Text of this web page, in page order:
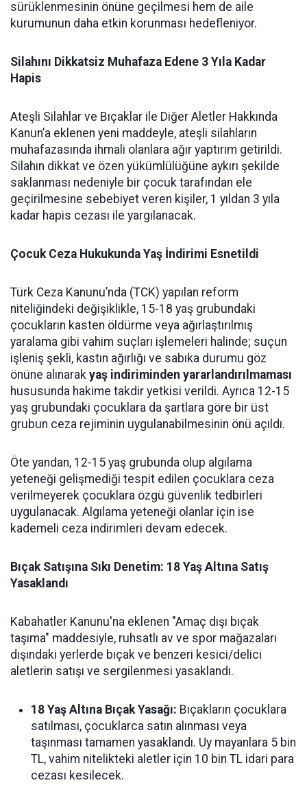
sürüklenmesinin önüne geçilmesi hem de aile
kurumunun daha etkin korunması hedefleniyor.
Silahını Dikkatsiz Muhafaza Edene 3 Yıla Kadar
Hapis
Ateşli Silahlar ve Bıçaklar ile Diğer Aletler Hakkında
Kanun’a eklenen yeni maddeyle, ateşli silahların
muhafazasında ihmali olanlara ağır yaptırım getirildi.
Silahın dikkat ve özen yükümlülüğüne aykırı şekilde
saklanması nedeniyle bir çocuk tarafından ele
geçirilmesine sebebiyet veren kişiler, 1 yıldan 3 yıla
kadar hapis cezası ile yargılanacak.
Çocuk Ceza Hukukunda Yaş İndirimi Esnetildi
Türk Ceza Kanunu’nda (TCK) yapılan reform
niteliğindeki değişiklikle, 15-18 yaş grubundaki
çocukların kasten öldürme veya ağırlaştırılmış
yaralama gibi vahim suçları işlemeleri halinde; suçun
işleniş şekli, kastın ağırlığı ve sabıka durumu göz
önüne alınarak yaş indiriminden yararlandırılmaması
hususunda hakime takdir yetkisi verildi. Ayrıca 12-15
yaş grubundaki çocuklara da şartlara göre bir üst
grubun ceza rejiminin uygulanabilmesinin önü açıldı.
Öte yandan, 12-15 yaş grubunda olup algılama
yeteneği gelişmediği tespit edilen çocuklara ceza
verilmeyerek çocuklara özgü güvenlik tedbirleri
uygulanacak. Algılama yeteneği olanlar için ise
kademeli ceza indirimleri devam edecek.
Bıçak Satışına Sıkı Denetim: 18 Yaş Altına Satış
Yasaklandı
Kabahatler Kanunu'na eklenen "Amaç dışı bıçak
taşıma" maddesiyle, ruhsatlı av ve spor mağazaları
dışındaki yerlerde bıçak ve benzeri kesici/delici
aletlerin satışı ve sergilenmesi yasaklandı.
18 Yaş Altına Bıçak Yasağı: Bıçakların çocuklara
satılması, çocuklarca satın alınması veya
taşınması tamamen yasaklandı. Uy mayanlara 5 bin
TL, vahim nitelikteki aletler için 10 bin TL idari para
cezası kesilecek.